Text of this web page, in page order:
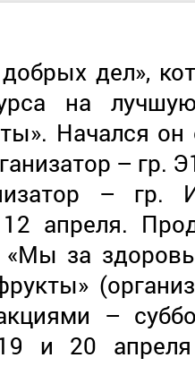
дел»,
на
Начался
– гр.
– гр.
апреля.
«Мы за
–
и 20 апреля